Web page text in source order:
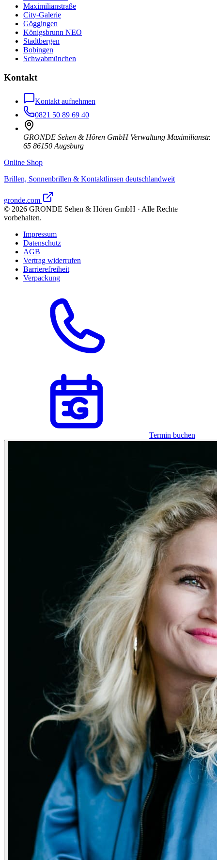
Maximilianstraße
City-Galerie
Göggingen
Königsbrunn NEO
Stadtbergen
Bobingen
Schwabmünchen
Kontakt
Kontakt aufnehmen
0821 50 89 69 40
GRONDE Sehen & Hören GmbH Verwaltung Maximilianstr.
65 86150 Augsburg
Online Shop
Brillen, Sonnenbrillen & Kontaktlinsen deutschlandweit
gronde.com
© 2026 GRONDE Sehen & Hören GmbH · Alle Rechte
vorbehalten.
Impressum
Datenschutz
AGB
Vertrag widerrufen
Barrierefreiheit
Verpackung
Termin buchen